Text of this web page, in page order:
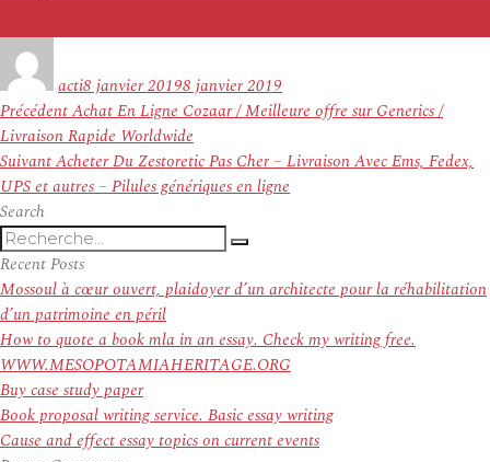
actile
8 janvier 20198 janvier 2019
Navigation
de
l’article
PrécédentArticle
précédent :
Achat En Ligne Cozaar / Meilleure offre sur Generics /
Livraison Rapide Worldwide
SuivantArticle
suivant :
Acheter Du Zestoretic Pas Cher – Livraison Avec Ems, Fedex,
UPS et autres – Pilules génériques en ligne
Search
Recherche
pour
:
Recherche
Recent Posts
Mossoul à cœur ouvert, plaidoyer d’un architecte pour la réhabilitation
d’un patrimoine en péril
How to quote a book mla in an essay. Check my writing free.
WWW.MESOPOTAMIAHERITAGE.ORG
Buy case study paper
Book proposal writing service. Basic essay writing
Cause and effect essay topics on current events